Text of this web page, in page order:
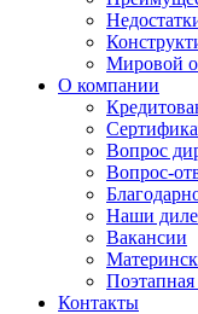
Мировой
О компании
Вопрос
Вопрос-
Наши
Вакансии
Поэтапная
Контакты